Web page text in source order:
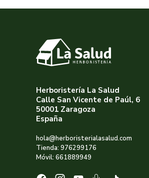
Herboristería La Salud
Calle San Vicente de Paúl, 6
50001 Zaragoza
España
hola@herboristerialasalud.com
Tienda: 976299176
Móvil: 661889949